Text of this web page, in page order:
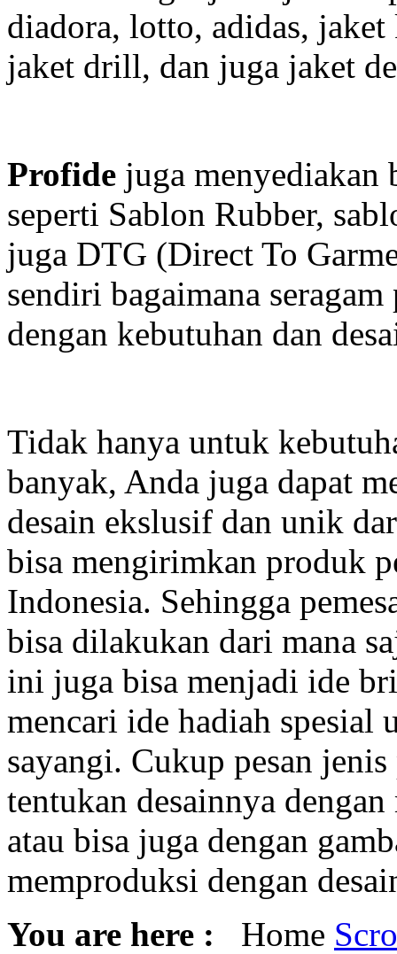
diadora, lotto, adidas,
jaket drill, dan juga jaket
Profide juga menyediakan
seperti Sablon Rubber,
juga DTG (Direct To
sendiri bagaimana
dengan kebutuhan dan
Tidak hanya untuk
banyak, Anda juga dapat
desain ekslusif dan unik
bisa mengirimkan produk
Indonesia. Sehingga
bisa dilakukan dari mana
ini juga bisa menjadi ide
mencari ide hadiah spesial
sayangi. Cukup pesan
tentukan desainnya
atau bisa juga dengan
memproduksi dengan
You are here :
Home